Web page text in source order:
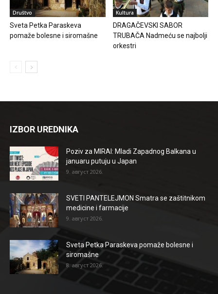
Društvo
Sveta Petka Paraskeva
pomaže bolesne i siromašne
Kultura
DRAGAČEVSKI SABOR
TRUBAČA Nadmeću se najbolji
orkestri
IZBOR UREDNIKA
Poziv za MIRAI: Mladi Zapadnog Balkana u
januaru putuju u Japan
9. август 2026.
SVETI PANTELEJMON Smatra se zaštitnikom
medicine i farmacije
9. август 2026.
Sveta Petka Paraskeva pomaže bolesne i
siromašne
8. август 2026.